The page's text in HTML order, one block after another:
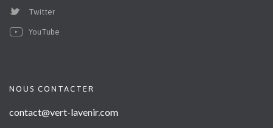
Twitter
YouTube
NOUS CONTACTER
contact@vert-lavenir.com